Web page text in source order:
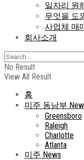
일자리 원
무엇을 도
사업체 매
회사소개
No Result
View All Result
홈
미주 동남부
Greensboro
Raleigh
Charlotte
Atlanta
미주 News